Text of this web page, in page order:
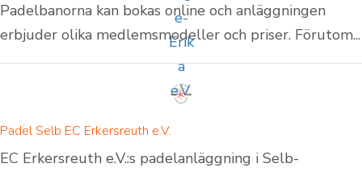
Padelbanorna kan bokas online och anläggningen
erbjuder olika medlemsmodeller och priser. Förutom...
Padel Selb EC Erkersreuth e.V.
EC Erkersreuth e.V.:s padelanläggning i Selb-